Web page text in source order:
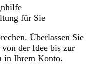
für Sie
Überlassen Sie
von der Idee bis zur
in Ihrem Konto.